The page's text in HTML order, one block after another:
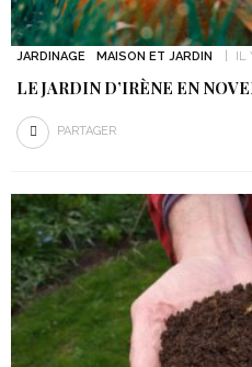
JARDINAGE MAISON ET JARDIN IL
LE JARDIN D’IRÈNE EN
PARTAGER